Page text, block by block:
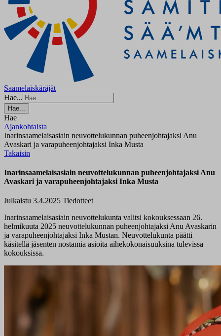
Saamelaiskäräjät
Hae...
Hae...
Hae
Ajankohtaista
Inarinsaamelaisasiain neuvottelukunnan puheenjohtajaksi Anu
Avaskari ja varapuheenjohtajaksi Inka Musta
Takaisin
Inarinsaamelaisasiain neuvottelukunnan puheenjohtajaksi Anu
Avaskari ja varapuheenjohtajaksi Inka Musta
Julkaistu 3.4.2025 Tiedotteet
Inarinsaamelaisasiain neuvottelukunta valitsi kokouksessaan 26.
helmikuuta 2025 neuvottelukunnan puheenjohtajaksi Anu Avaskarin
ja varapuheenjohtajaksi Inka Mustan. Neuvottelukunta päätti
käsitellä jäsenten nostamia asioita aihekokonaisuuksina tulevissa
kokouksissa.